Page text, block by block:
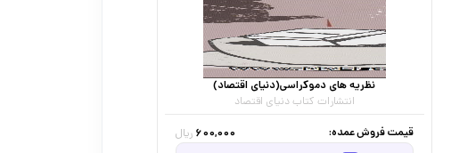
نظریه های دموکراسی(دنیای اقتصاد)
انتشارات کتاب دنیای اقتصاد
قیمت فروش عمده: 600,000 ریال